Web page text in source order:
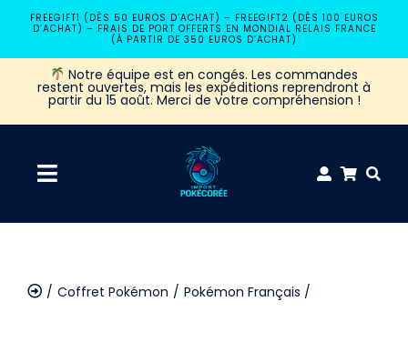
Passer
contenu
FREEGIFT1 (DÈS 50 EUROS D’ACHAT) – FREEGIFT2 (DÈS 100 EUROS
D’ACHAT) – FRAIS DE PORT OFFERTS EN MONDIAL RELAIS FRANCE
(À PARTIR DE 350 EUROS D’ACHAT)
Notre équipe est en congés. Les commandes
restent ouvertes, mais les expéditions reprendront à
partir du 15 août. Merci de votre compréhension !
Navigation
à
Coffret Pokémon
Coffret Pokémon
Pokémon Français